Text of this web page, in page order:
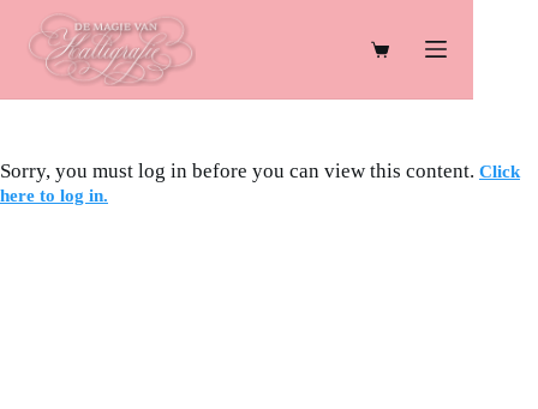
inhoud
Winkelwagen
Sorry, you must log in before you can view this content. Click
here to log in.